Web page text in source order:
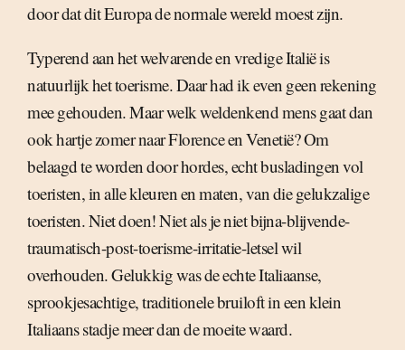
door dat dit Europa de normale wereld moest zijn.
Typerend aan het welvarende en vredige Italië is
natuurlijk het toerisme. Daar had ik even geen rekening
mee gehouden. Maar welk weldenkend mens gaat dan
ook hartje zomer naar Florence en Venetië? Om
belaagd te worden door hordes, echt busladingen vol
toeristen, in alle kleuren en maten, van die gelukzalige
toeristen. Niet doen! Niet als je niet bijna-blijvende-
traumatisch-post-toerisme-irritatie-letsel wil
overhouden. Gelukkig was de echte Italiaanse,
sprookjesachtige, traditionele bruiloft in een klein
Italiaans stadje meer dan de moeite waard.